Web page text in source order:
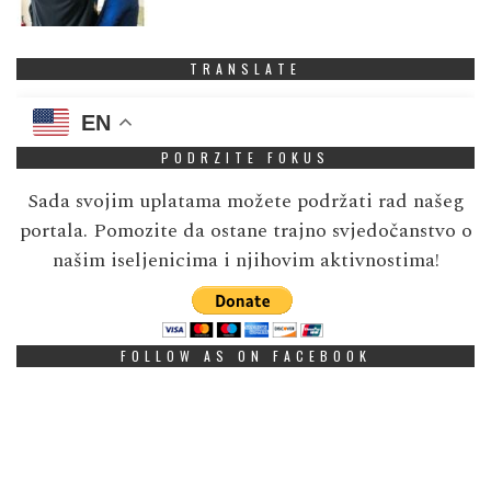
TRANSLATE
EN
PODRZITE FOKUS
Sada svojim uplatama možete podržati rad našeg
portala. Pomozite da ostane trajno svjedočanstvo o
našim iseljenicima i njihovim aktivnostima!
FOLLOW AS ON FACEBOOK